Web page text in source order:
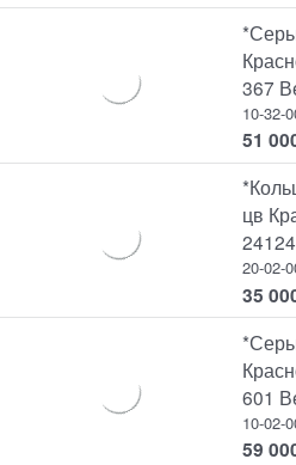
367
10-32-
51
цв
20-02-
35
601
10-02-
59